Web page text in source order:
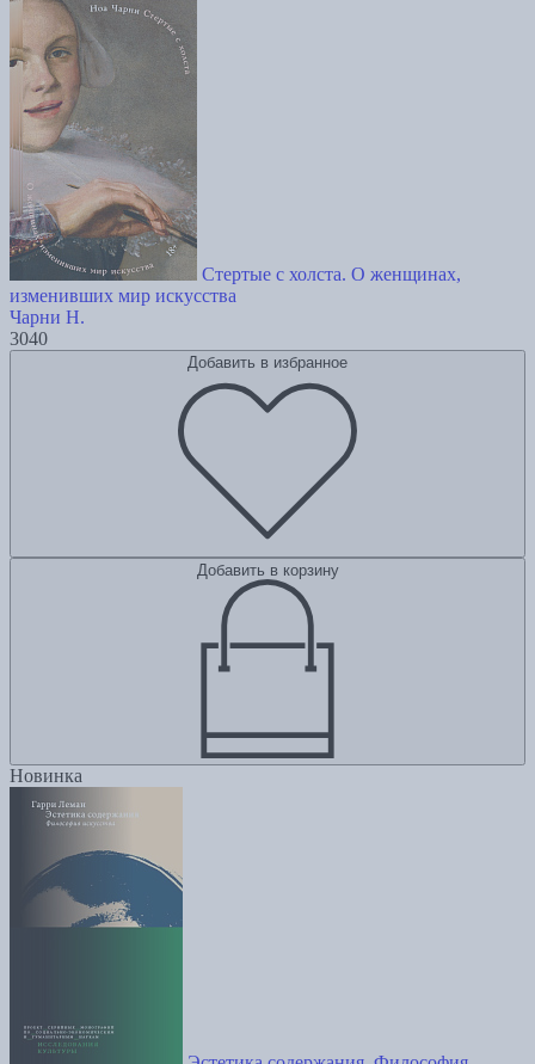
Стертые с холста. О женщинах,
изменивших мир искусства
Чарни Н.
3040
Добавить в избранное
Добавить в корзину
Новинка